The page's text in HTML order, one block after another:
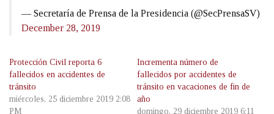
— Secretaría de Prensa de la Presidencia (@SecPrensaSV)
December 28, 2019
Protección Civil reporta 6
fallecidos en accidentes de
tránsito
miércoles, 25 diciembre 2019 2:08
PM
Incrementa número de
fallecidos por accidentes de
tránsito en vacaciones de fin de
año
domingo, 29 diciembre 2019 6:11